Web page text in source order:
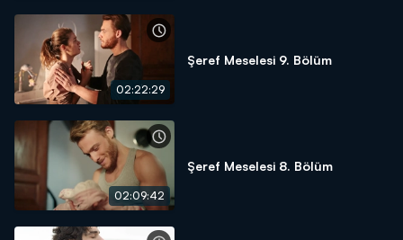
02:22:29
Şeref Meselesi 9. Bölüm
02:09:42
Şeref Meselesi 8. Bölüm